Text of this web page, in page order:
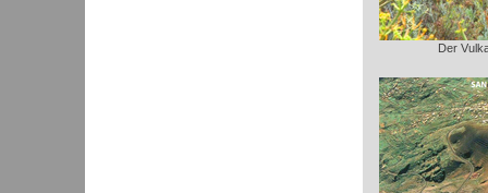
Der